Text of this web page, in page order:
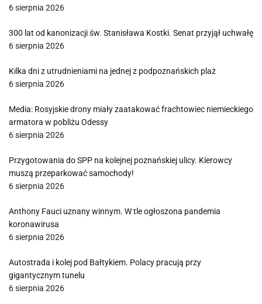
6 sierpnia 2026
300 lat od kanonizacji św. Stanisława Kostki. Senat przyjął uchwałę
6 sierpnia 2026
Kilka dni z utrudnieniami na jednej z podpoznańskich plaż
6 sierpnia 2026
Media: Rosyjskie drony miały zaatakować frachtowiec niemieckiego
armatora w pobliżu Odessy
6 sierpnia 2026
Przygotowania do SPP na kolejnej poznańskiej ulicy. Kierowcy
muszą przeparkować samochody!
6 sierpnia 2026
Anthony Fauci uznany winnym. W tle ogłoszona pandemia
koronawirusa
6 sierpnia 2026
Autostrada i kolej pod Bałtykiem. Polacy pracują przy
gigantycznym tunelu
6 sierpnia 2026